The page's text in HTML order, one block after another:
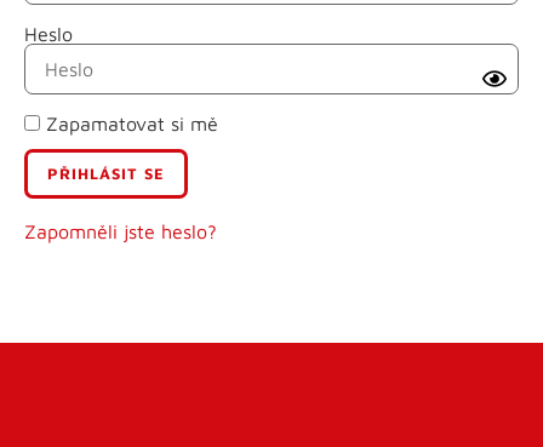
Heslo
Zapamatovat si mě
Zapomněli jste heslo?
Příjmení
E-mail
Uživatelské jméno